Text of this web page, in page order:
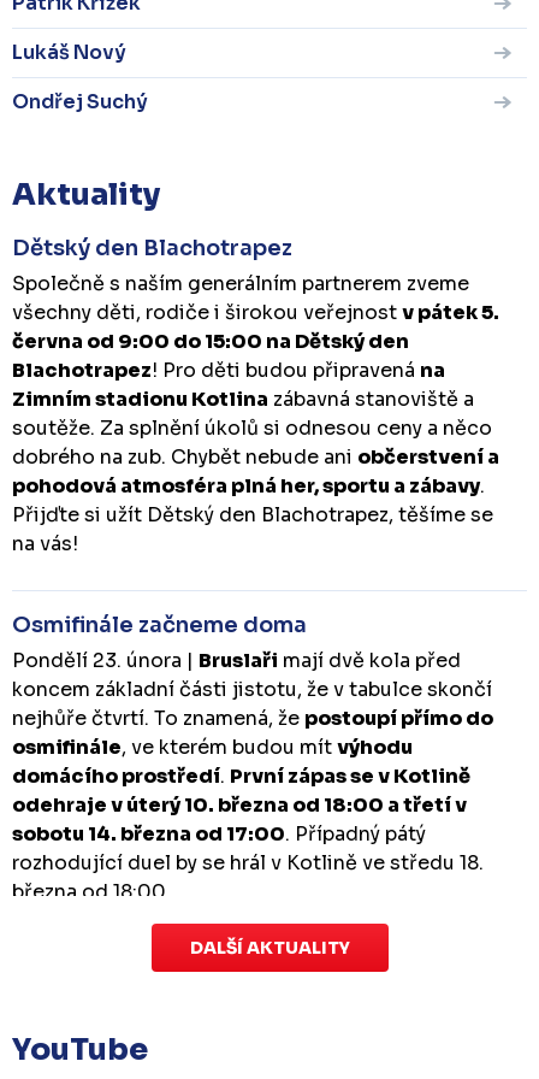
Lukáš Nový
Ondřej Suchý
Aktuality
Dětský den Blachotrapez
Společně s naším generálním partnerem zveme
všechny děti, rodiče i širokou veřejnostv pátek 5.
června od 9:00 do 15:00 na Dětský den
Blachotrapez! Pro děti budou připravená na
Zimním stadionu Kotlina zábavná stanoviště a
soutěže. Za splnění úkolů si odnesou ceny a něco
dobrého na zub. Chybět nebude ani občerstvení a
pohodová atmosféra plná her, sportu a zábavy.
Přijďte si užít Dětský den Blachotrapez, těšíme se
na vás!
Osmifinále začneme doma
Pondělí 23. února | Bruslaři mají dvě kola před
koncem základní části jistotu, že v tabulce skončí
nejhůře čtvrtí. To znamená, že postoupí přímo do
osmifinále, ve kterém budou mítvýhodu
domácího prostředí. První zápas se v Kotlině
odehraje v úterý 10. března od 18:00 a třetí v
sobotu 14. března od 17:00. Případný pátý
rozhodující duel by se hrál v Kotlině ve středu 18.
března od 18:00.
Zápas dorostu je odložen
které se mělo odehrát v pátek 30. ledna ve 14:15,
odloženo!Odehraje se v náhradním termínu, o
DALŠÍ AKTUALITY
YouTube